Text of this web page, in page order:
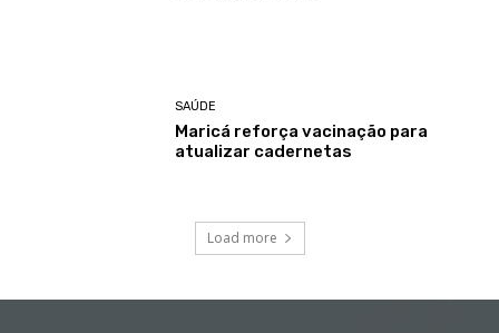
SAÚDE
Maricá reforça vacinação para
atualizar cadernetas
Load more